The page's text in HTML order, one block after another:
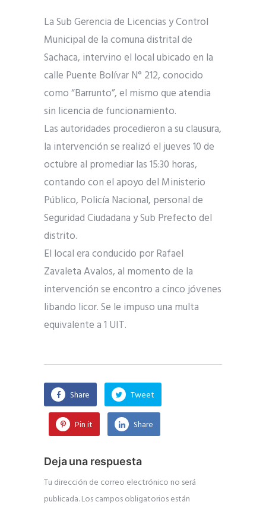
La Sub Gerencia de Licencias y Control
Municipal de la comuna distrital de
Sachaca, intervino el local ubicado en la
calle Puente Bolívar N° 212, conocido
como “Barrunto”, el mismo que atendia
sin licencia de funcionamiento.
Las autoridades procedieron a su clausura,
la intervención se realizó el jueves 10 de
octubre al promediar las 15:30 horas,
contando con el apoyo del Ministerio
Público, Policía Nacional, personal de
Seguridad Ciudadana y Sub Prefecto del
distrito.
El local era conducido por Rafael
Zavaleta Avalos, al momento de la
intervención se encontro a cinco jóvenes
libando licor. Se le impuso una multa
equivalente a 1 UIT.
Share Tweet
Pin it Share
Deja una respuesta
Tu dirección de correo electrónico no será
publicada.Los campos obligatorios están